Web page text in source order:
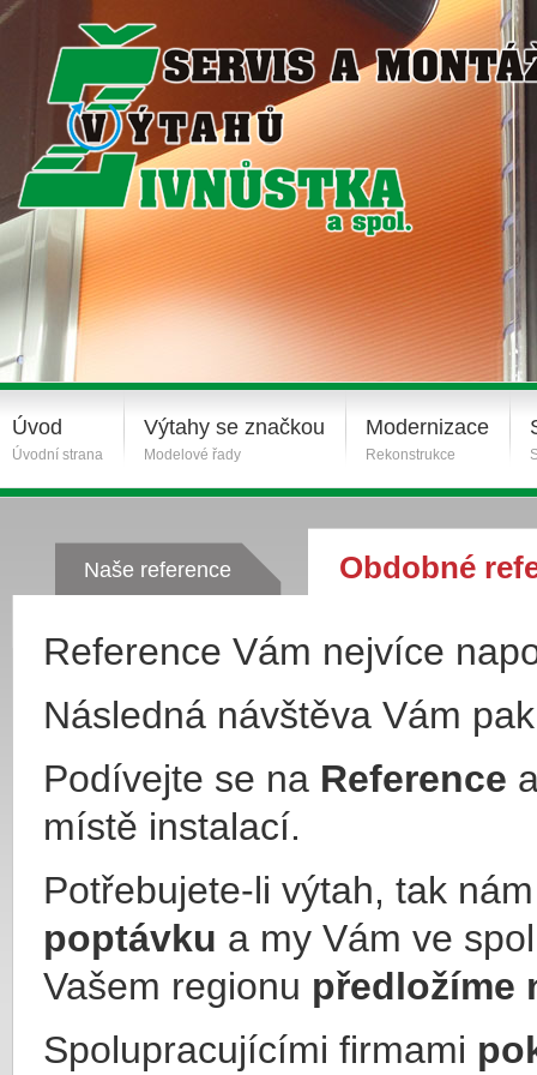
Úvod
Úvodní strana
Výtahy se značkou
Modelové řady
Modernizace
Rekonstrukce
Naše reference Obdobné
Reference Vám nejvíce
Následná návštěva Vám
Podívejte se na Reference
místě instalací.
Potřebujete-li výtah, tak
poptávku a my Vám ve
Vašem regionu předložíme
Spolupracujícími firmami